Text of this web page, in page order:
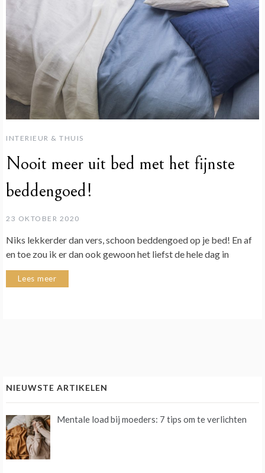
INTERIEUR & THUIS
Nooit meer uit bed met het fijnste
beddengoed!
23 OKTOBER 2020
Niks lekkerder dan vers, schoon beddengoed op je bed! En af
en toe zou ik er dan ook gewoon het liefst de hele dag in
Lees meer
NIEUWSTE ARTIKELEN
Mentale load bij moeders: 7 tips om te verlichten